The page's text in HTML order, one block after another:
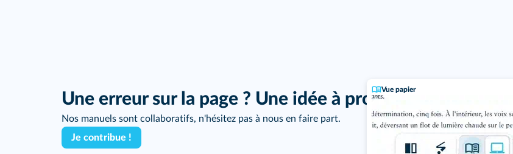
Vue papier
Une erreur sur la page ? Une idée à proposer ?
Nos manuels sont collaboratifs, n'hésitez pas à nous en faire part.
Je contribue !